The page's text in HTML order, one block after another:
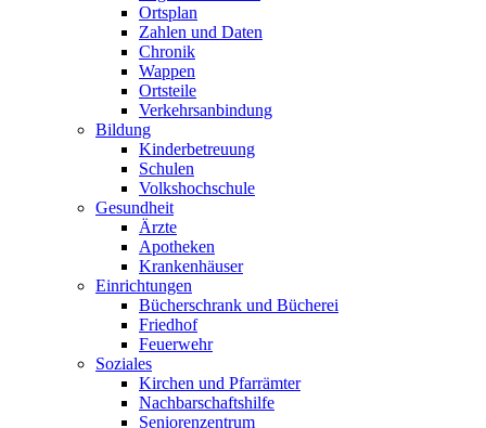
Ortsplan
Zahlen und Daten
Chronik
Wappen
Ortsteile
Verkehrsanbindung
Bildung
Kinderbetreuung
Schulen
Volkshochschule
Gesundheit
Ärzte
Apotheken
Krankenhäuser
Einrichtungen
Bücherschrank und Bücherei
Friedhof
Feuerwehr
Soziales
Kirchen und Pfarrämter
Nachbarschaftshilfe
Seniorenzentrum